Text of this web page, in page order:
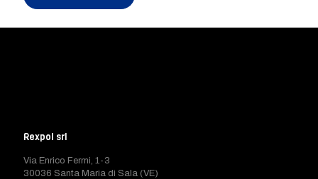
Rexpol srl
Via Enrico Fermi, 1-3
30036 Santa Maria di Sala (VE)